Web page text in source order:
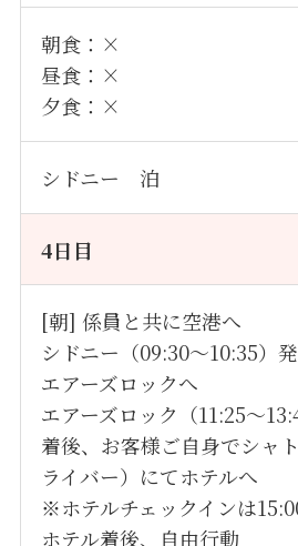
朝食：×
昼食：×
夕食：×
シドニー 泊
4日目
[朝] 係員と共に空港へ
シドニー（09:30～10:35）発
エアーズロックへ
エアーズロック（11:25～
着後、お客様ご自身でシャ
ライバー）にてホテルへ
※ホテルチェックインは
ホテル着後、自由行動